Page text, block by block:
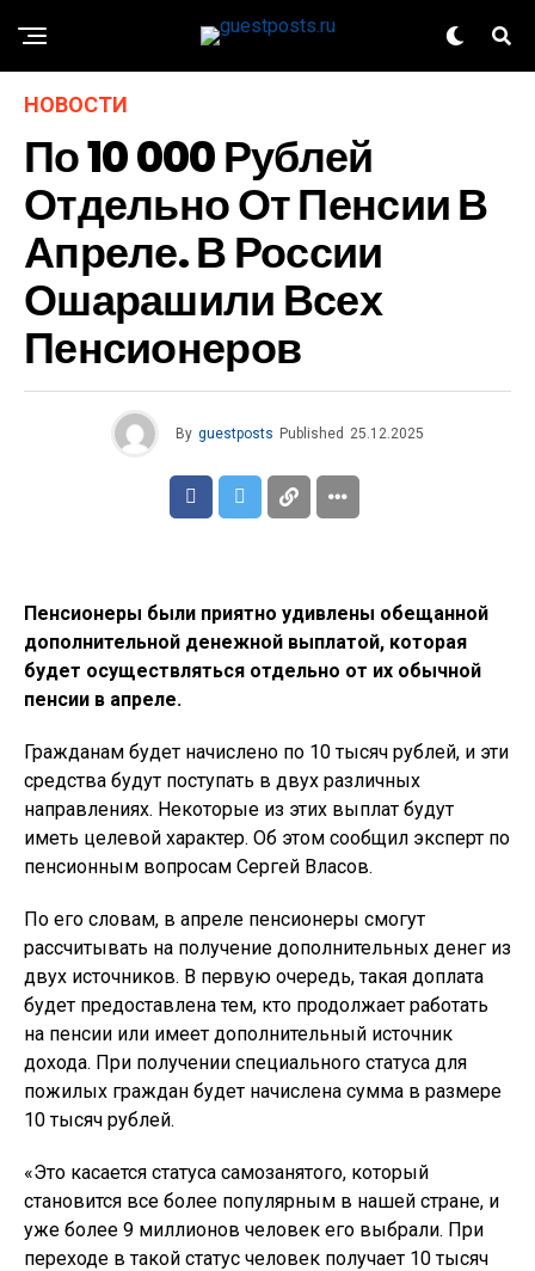
НОВОСТИ
По 10 000 Рублей
Отдельно От Пенсии В
Апреле. В России
Ошарашили Всех
Пенсионеров
By guestposts Published 25.12.2025
Пенсионеры были приятно удивлены обещанной
дополнительной денежной выплатой, которая
будет осуществляться отдельно от их обычной
пенсии в апреле.
Гражданам будет начислено по 10 тысяч рублей, и эти
средства будут поступать в двух различных
направлениях. Некоторые из этих выплат будут
иметь целевой характер. Об этом сообщил эксперт по
пенсионным вопросам Сергей Власов.
По его словам, в апреле пенсионеры смогут
рассчитывать на получение дополнительных денег из
двух источников. В первую очередь, такая доплата
будет предоставлена тем, кто продолжает работать
на пенсии или имеет дополнительный источник
дохода. При получении специального статуса для
пожилых граждан будет начислена сумма в размере
10 тысяч рублей.
«Это касается статуса самозанятого, который
становится все более популярным в нашей стране, и
уже более 9 миллионов человек его выбрали. При
переходе в такой статус человек получает 10 тысяч